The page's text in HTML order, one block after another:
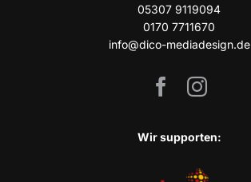
05307 9119094
0170 7711670
info@dico-mediadesign.de
Wir sup­port­en: